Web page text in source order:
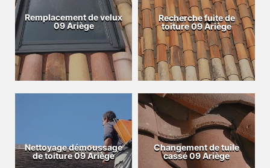
Remplacement de velux
09 Ariège
Recherche fuite de
toiture 09 Ariège
Nettoyage démoussage
de toiture 09 Ariège
Changement de tuile
cassé 09 Ariège